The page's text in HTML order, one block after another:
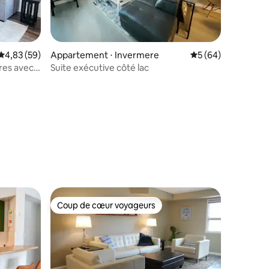
: 5 sur 5
moyenne sur la base de 59 commentaires : 4,83 sur 5
4,83 (59)
avec
Appartement ⋅ Invermere Évaluation
5 (64)
Suite exécutive côté lac
appréciés Coup de cœur voyageurs
Coup de cœur voyageurs